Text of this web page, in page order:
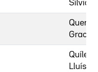
Sílvia
Gracia
Quílez,
Lluís